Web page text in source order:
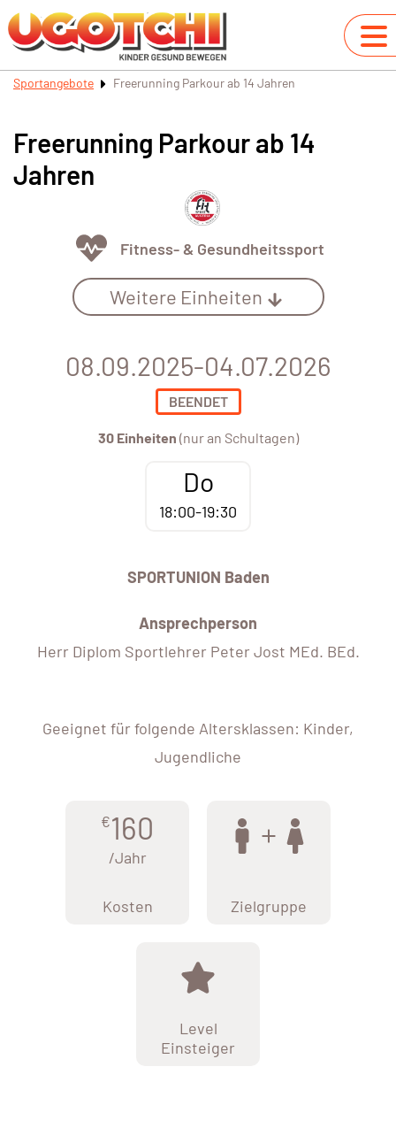
Sportangebote Freerunning Parkour ab 14 Jahren
Freerunning Parkour ab 14
Jahren
Fitness- & Gesundheitssport
Weitere Einheiten
08.09.2025-04.07.2026
BEENDET
30 Einheiten (nur an Schultagen)
Do
18:00-19:30
SPORTUNION Baden
Ansprechperson
Herr Diplom Sportlehrer Peter Jost MEd. BEd.
Geeignet für folgende Altersklassen: Kinder,
Jugendliche
€160
/Jahr
Kosten Zielgruppe
Level
Einsteiger